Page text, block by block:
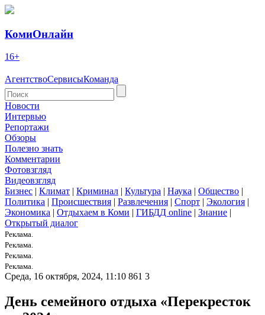
КомиОнлайн
16+
АгентствоСервисыКоманда
Новости
Интервью
Репортажи
Обзоры
Полезно знать
Комментарии
Фотовзгляд
Видеовзгляд
Бизнес | Климат | Криминал | Культура | Наука | Общество |
Политика | Происшествия | Развлечения | Спорт | Экология |
Экономика | Отдыхаем в Коми | ГИБДД online | Знание |
Открытый диалог
Реклама.
Реклама.
Реклама.
Реклама.
Среда, 16 октября, 2024, 11:10 861 3
День семейного отдыха «Перекресток